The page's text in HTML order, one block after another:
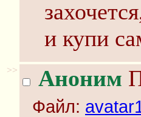
и купи
>> Аноним
Файл: